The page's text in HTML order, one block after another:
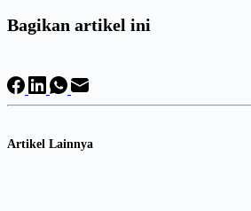
Bagikan artikel ini
Artikel Lainnya